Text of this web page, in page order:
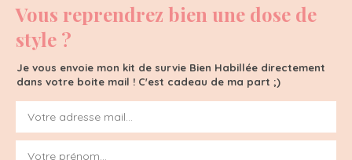
Vous reprendrez bien une dose de
style ?
Je vous envoie mon kit de survie Bien Habillée directement
dans votre boite mail ! C'est cadeau de ma part ;)